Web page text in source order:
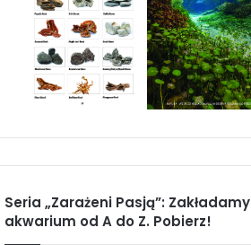
Seria „Zarażeni Pasją”: Zakładamy
akwarium od A do Z. Pobierz!